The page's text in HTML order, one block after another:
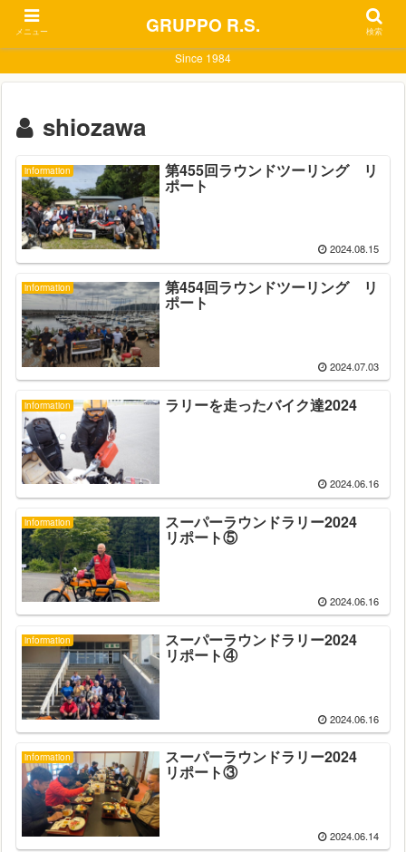
Since 1984
shiozawa
information 第455回ラウンドツーリング リ
ポート
2024.08.15
information 第454回ラウンドツーリング リ
ポート
2024.07.03
information ラリーを走ったバイク達2024
2024.06.16
information スーパーラウンドラリー2024
リポート⑤
2024.06.16
information スーパーラウンドラリー2024
リポート④
2024.06.16
information スーパーラウンドラリー2024
リポート③
2024.06.14
メニュー GRUPPO R.S. 検索